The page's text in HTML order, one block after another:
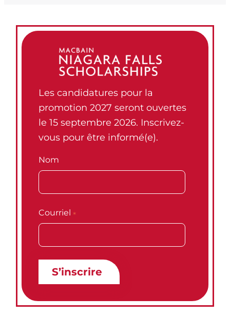
Les candidatures pour la
promotion 2027 seront ouvertes
le 15 septembre 2026. Inscrivez-
vous pour être informé(e).
Nom
Courriel *